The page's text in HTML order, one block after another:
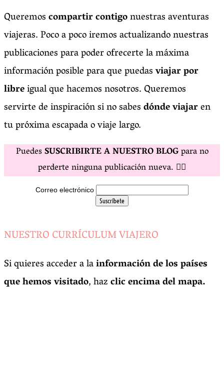
Queremoscompartir contigonuestras aventuras
viajeras. Poco a poco iremos actualizando nuestras
publicaciones para poder ofrecerte la máxima
información posible para que puedasviajar por
libreigual que hacemos nosotros. Queremos
servirte de inspiración si no sabesdónde viajaren
tu próxima escapada o viaje largo.
PuedesSUSCRIBIRTE A NUESTRO BLOGpara no
perderte ninguna publicación nueva. 👇🏼
Correo electrónico
NUESTRO CURRÍCULUM VIAJERO
Si quieres acceder a lainformación de los países
que hemos visitado, hazclic encima del mapa.